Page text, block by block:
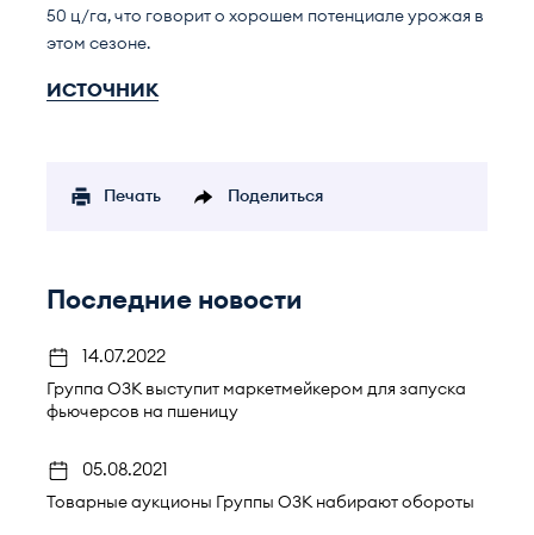
50 ц/га, что говорит о хорошем потенциале урожая в
этом сезоне.
ИСТОЧНИК
Печать Поделиться
Последние новости
14.07.2022
Группа ОЗК выступит маркетмейкером для запуска
фьючерсов на пшеницу
05.08.2021
Товарные аукционы Группы ОЗК набирают обороты